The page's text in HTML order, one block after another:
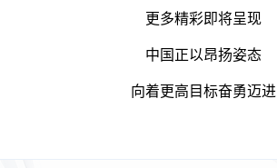
更多精彩即将呈现
中国正以昂扬姿态
向着更高目标奋勇迈进